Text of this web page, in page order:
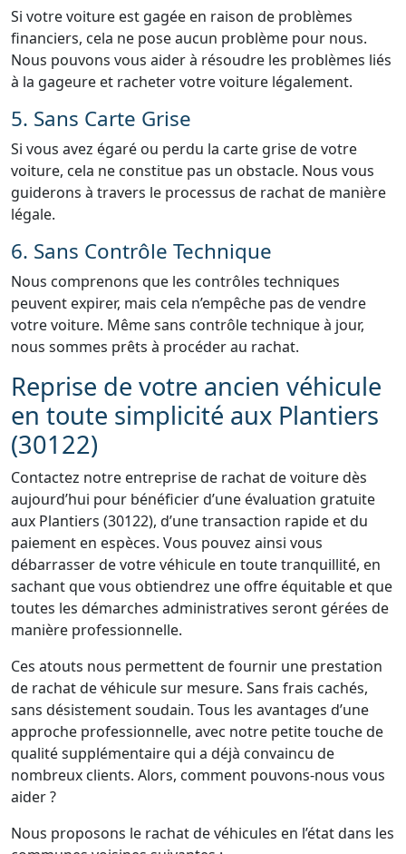
Si votre voiture est gagée en raison de problèmes
financiers, cela ne pose aucun problème pour nous.
Nous pouvons vous aider à résoudre les problèmes liés
à la gageure et racheter votre voiture légalement.
5. Sans Carte Grise
Si vous avez égaré ou perdu la carte grise de votre
voiture, cela ne constitue pas un obstacle. Nous vous
guiderons à travers le processus de rachat de manière
légale.
6. Sans Contrôle Technique
Nous comprenons que les contrôles techniques
peuvent expirer, mais cela n’empêche pas de vendre
votre voiture. Même sans contrôle technique à jour,
nous sommes prêts à procéder au rachat.
Reprise de votre ancien véhicule
en toute simplicité aux Plantiers
(30122)
Contactez notre entreprise de rachat de voiture dès
aujourd’hui pour bénéficier d’une évaluation gratuite
aux Plantiers (30122), d’une transaction rapide et du
paiement en espèces. Vous pouvez ainsi vous
débarrasser de votre véhicule en toute tranquillité, en
sachant que vous obtiendrez une offre équitable et que
toutes les démarches administratives seront gérées de
manière professionnelle.
Ces atouts nous permettent de fournir une prestation
de rachat de véhicule sur mesure. Sans frais cachés,
sans désistement soudain. Tous les avantages d’une
approche professionnelle, avec notre petite touche de
qualité supplémentaire qui a déjà convaincu de
nombreux clients. Alors, comment pouvons-nous vous
aider ?
Nous proposons le rachat de véhicules en l’état dans les